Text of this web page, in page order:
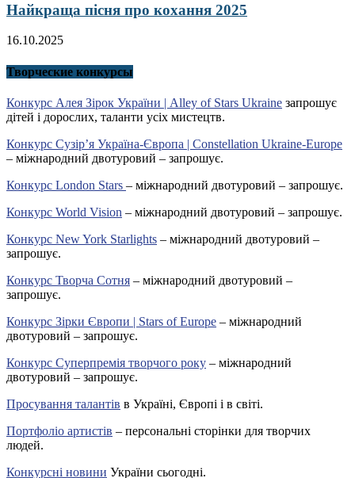
Найкраща пісня про кохання 2025
16.10.2025
Творческие конкурсы
Конкурс Алея Зірок України | Alley of Stars Ukraine запрошує
дітей і дорослих, таланти усіх мистецтв.
Конкурс Сузір’я Україна-Європа | Constellation Ukraine-Europe
– міжнародний двотуровий – запрошує.
Конкурс London Stars – міжнародний двотуровий – запрошує.
Конкурс World Vision – міжнародний двотуровий – запрошує.
Конкурс New York Starlights – міжнародний двотуровий –
запрошує.
Конкурс Творча Сотня – міжнародний двотуровий –
запрошує.
Конкурс Зірки Європи | Stars of Europe – міжнародний
двотуровий – запрошує.
Конкурс Суперпремія творчого року – міжнародний
двотуровий – запрошує.
Просування талантів в Україні, Європі і в світі.
Портфоліо артистів – персональні сторінки для творчих
людей.
Конкурсні новини України сьогодні.